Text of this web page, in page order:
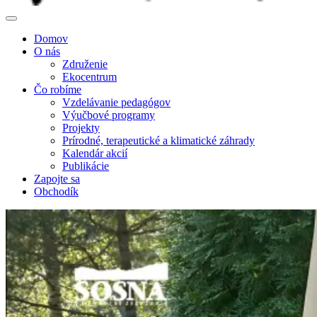
Domov
O nás
Združenie
Ekocentrum
Čo robíme
Vzdelávanie pedagógov
Výučbové programy
Projekty
Prírodné, terapeutické a klimatické záhrady
Kalendár akcií
Publikácie
Zapojte sa
Obchodík